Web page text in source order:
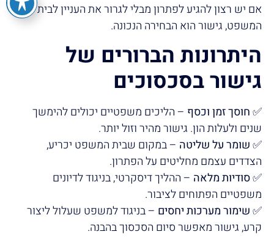
אם יש רצון להגיע לפתרון מבלי לגרור את העניין לבית
המשפט, גישור הוא הבחירה הנכונה.
היתרונות הברורים של
גישור בסכסוכים
✅חוסך זמן וכסף – הליכים משפטיים יכולים להימשך
שנים ולעלות הון. גישור מהיר וזול יותר.
✅שומר על שליטה – במקום שבית המשפט יכריע,
הצדדים עצמם מחליטים על הפתרון.
✅סודיות מלאה – ההליך דיסקרטי, בניגוד לדיונים
משפטיים הפתוחים לציבור.
✅שימור מערכות יחסים – בניגוד למשפט שעלול ליצור
קרע, גישור מאפשר סיום הסכסוך בהבנה.